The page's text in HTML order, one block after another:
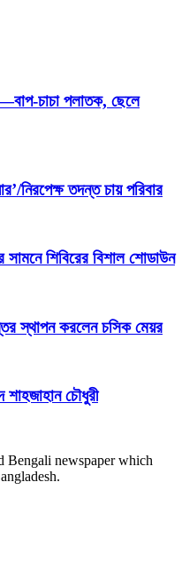
চাচা পলাতক, ছেলে
নিরপেক্ষ তদন্ত চায় পরিবার
সামনে শিবিরের বিশাল শোডাউন
স্থাপন করলেন চসিক মেয়র
চৌধুরী
Bengali newspaper which